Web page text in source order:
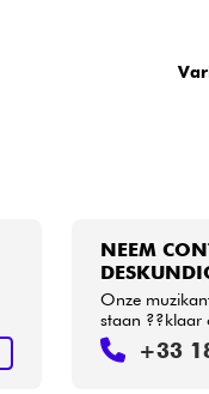
NEEM
Onze
staan ??klaar
+33